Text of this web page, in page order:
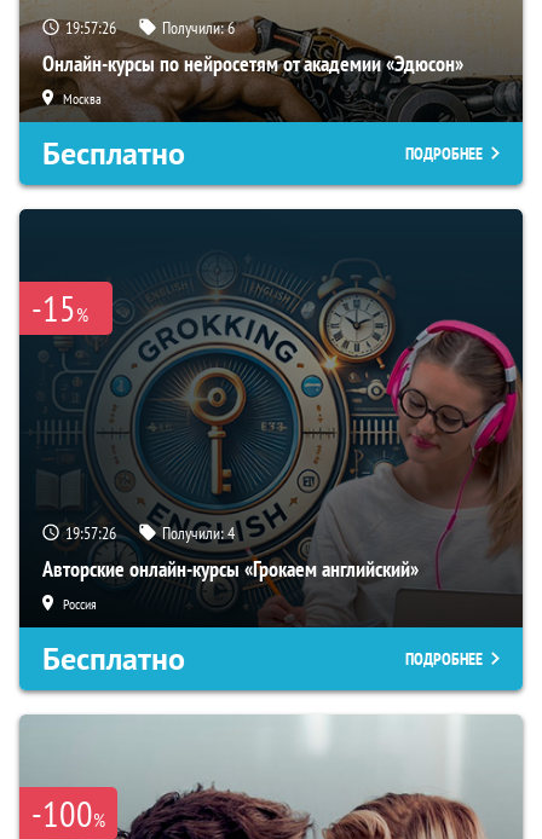
19:57:26 Получили:6
Онлайн-курсы по нейросетям от академии «Эдюсон»
Москва
Бесплатно ПОДРОБНЕЕ
-15%
19:57:26 Получили:4
Авторские онлайн-курсы «Грокаем английский»
Россия
Бесплатно ПОДРОБНЕЕ
-100%